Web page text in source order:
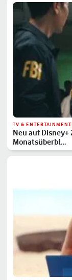
TV & ENTERTAINMENT
Neu auf
Monatsüberbl…